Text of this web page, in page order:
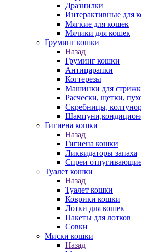
Дразнилки
Интерактивные для
Мягкие для кошек
Мячики для кошек
Груминг кошки
Назад
Груминг кошки
Антицарапки
Когтерезы
Машинки для
Расчески, щетки,
Скребницы,
Гигиена кошки
Назад
Гигиена кошки
Ликвидаторы запаха
Спреи
Туалет кошки
Назад
Туалет кошки
Коврики кошки
Лотки для кошек
Пакеты для лотков
Совки
Миски кошки
Назад